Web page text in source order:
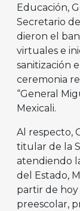
Educación,
Secretario
dieron el
virtuales e
sanitización
ceremonia
“General
Mexicali.
Al respecto,
titular de la
atendiendo
del Estado,
partir de hoy
preescolar,